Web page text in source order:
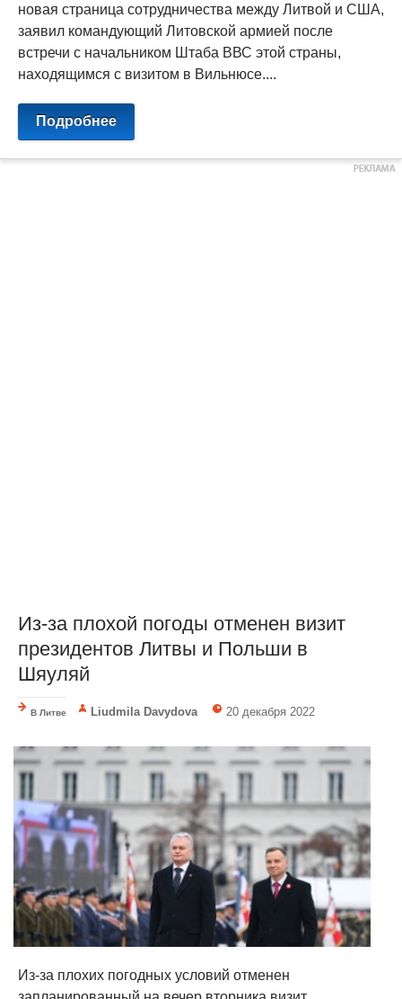
новая страница сотрудничества между Литвой и США,
заявил командующий Литовской армией после
встречи с начальником Штаба ВВС этой страны,
находящимся с визитом в Вильнюсе....
Подробнее
Из-за плохой погоды отменен визит
президентов Литвы и Польши в
Шяуляй
В Литве Liudmila Davydova 20 декабря 2022
Из-за плохих погодных условий отменен